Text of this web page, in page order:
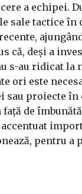
a echipei.
sale tactice
că, deși a
s-au ridicat la
ori este
sau proiecte
de
pentru